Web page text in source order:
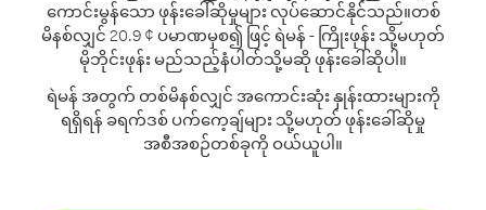
ကောင်းမွန်သော ဖုန်းခေါ်ဆိုမှုများ လုပ်ဆောင်နိုင်သည်။တစ်
မိနစ်လျှင် 20.9 ¢ ပမာဏမှစ၍ ဖြင့် ရဲမန် - ကြိုးဖုန်း သို့မဟုတ်
မိုဘိုင်းဖုန်း မည်သည့်နံပါတ်သို့မဆို ဖုန်းခေါ်ဆိုပါ။
ရဲမန် အတွက် တစ်မိနစ်လျှင် အကောင်းဆုံး နှုန်းထားများကို
ရရှိရန် ခရက်ဒစ် ပက်ကေ့ချ်များ သို့မဟုတ် ဖုန်းခေါ်ဆိုမှု
အစီအစဉ်တစ်ခုကို ဝယ်ယူပါ။